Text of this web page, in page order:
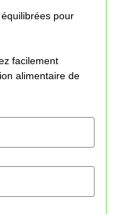
pour
facilement
alimentaire de